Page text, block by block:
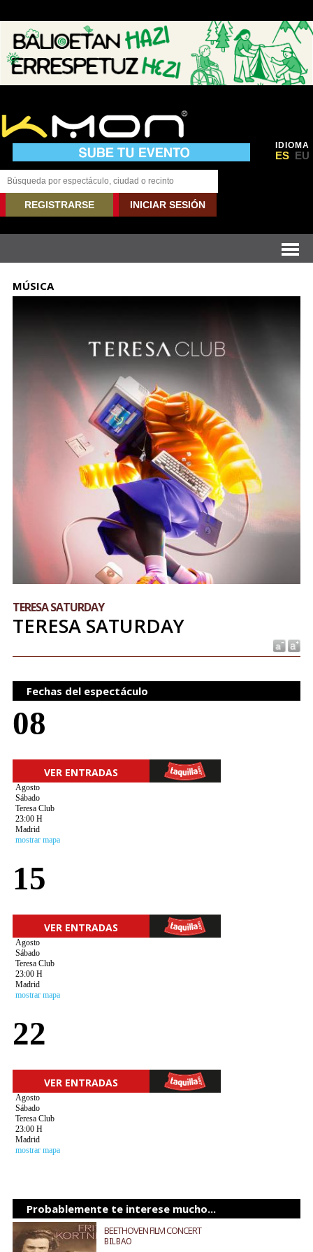
IDIOMA
ES EU
REGISTRARSE INICIAR SESIÓN
MÚSICA
TERESA SATURDAY
TERESA SATURDAY
Fechas del espectáculo
08
VER ENTRADAS
Agosto
Sábado
Teresa Club
23:00 H
Madrid
mostrar mapa
15
VER ENTRADAS
Agosto
Sábado
Teresa Club
23:00 H
Madrid
mostrar mapa
22
VER ENTRADAS
Agosto
Sábado
Teresa Club
23:00 H
Madrid
mostrar mapa
Probablemente te interese mucho...
BEETHOVEN FILM CONCERT
BILBAO